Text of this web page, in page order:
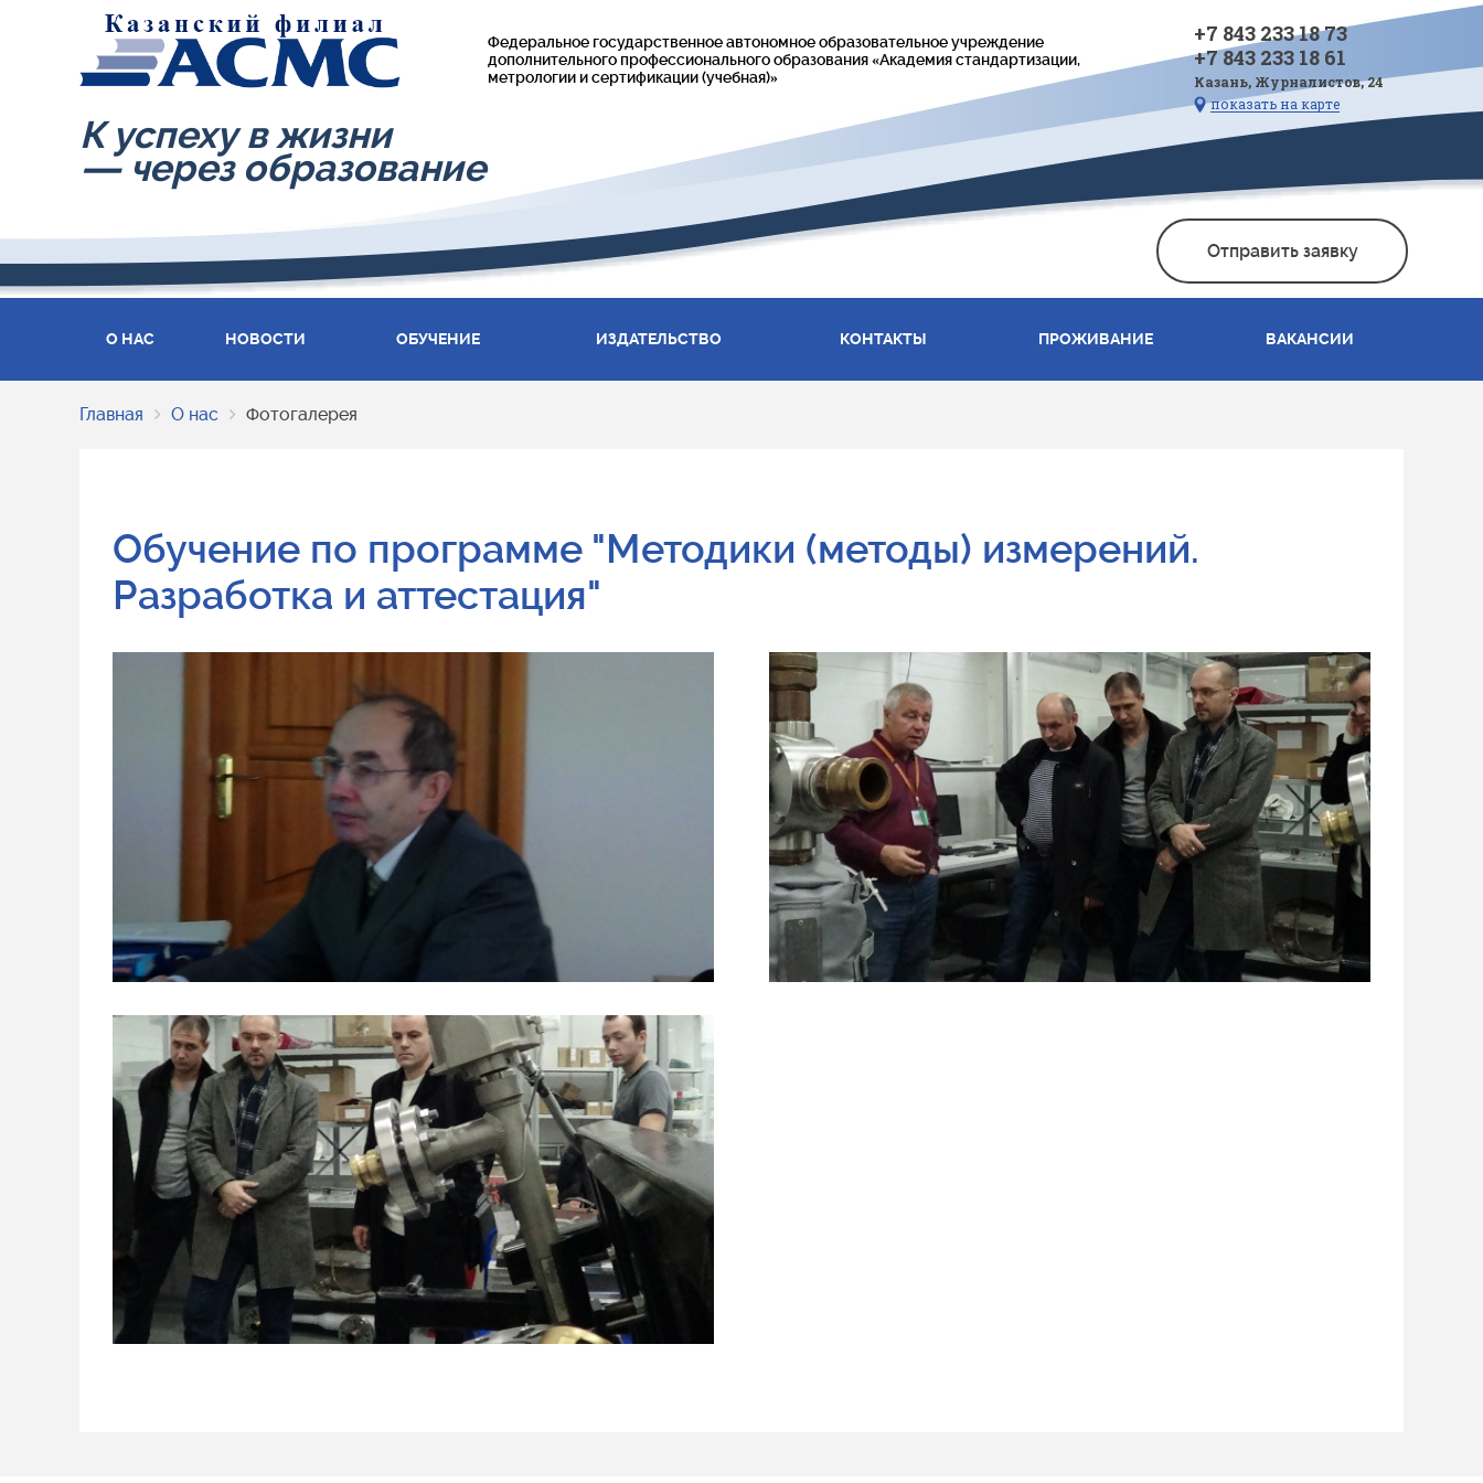
Федеральное государственное автономное образовательное учреждение
дополнительного профессионального образования «Академия стандартизации,
метрологии и сертификации (учебная)»
+7 843 233 18 73
+7 843 233 18 61
Казань, Журналистов, 24
показать на карте
К успеху в жизни
— через образование
Отправить заявку
О НАС НОВОСТИ ОБУЧЕНИЕ ИЗДАТЕЛЬСТВО КОНТАКТЫ ПРОЖИВАНИЕ ВАКАНСИИ
Главная О нас Фотогалерея
Обучение по программе "Методики (методы) измерений.
Разработка и аттестация"